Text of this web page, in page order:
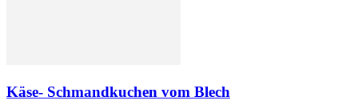
Käse- Schmandkuchen vom Blech